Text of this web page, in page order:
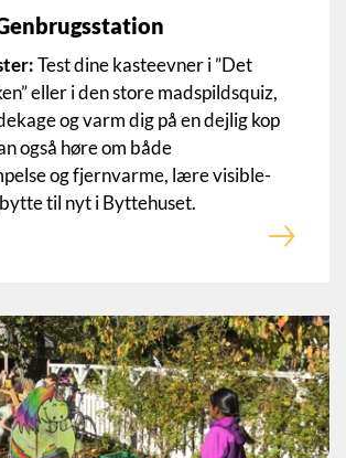
Test dine kasteevner i ”Det
eller i den store madspildsquiz,
og varm dig på en dejlig kop
også høre om både
og fjernvarme, lære visible-
til nyt i Byttehuset.